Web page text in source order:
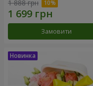
1 888 грн
Замовити